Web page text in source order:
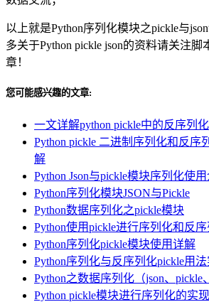
以上就是Python序列化模块之pickle与
多关于Python pickle json的资料请关注
章！
您可能感兴趣的文章:
一文详解python pickle中的反序列
Python pickle 二进制序列化和反序
解
Python Json与pickle模块序列化使
Python序列化模块JSON与Pickle
Python数据序列化之pickle模块
Python使用pickle进行序列化和反
Python序列化pickle模块使用详解
Python序列化与反序列化pickle用法
Python之数据序列化（json、pickle
Python pickle模块进行序列化的实